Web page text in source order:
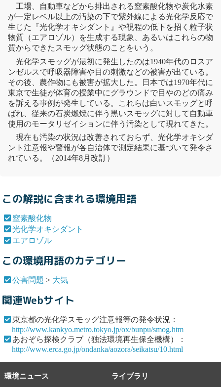
工場、自動車などから排出される窒素酸化物や炭化水素
が一定レベル以上の汚染の下で紫外線による光化学反応で
生じた『光化学オキシダント 』や視程の低下を招く粒子状
物質（エアロゾル）を生成する現象、あるいはこれらの物
質からできたスモッグ状態のことをいう。
光化学スモッグが最初に発生したのは1940年代のロスア
ンゼルスで呼吸器障害や目の刺激などの被害が出ている。
その後、農作物にも被害が拡大した。日本では1970年代に
東京で生徒が体育の授業中にグラウンドで目やのどの痛み
を訴える事例が発生している。これらは白いスモッグと呼
ばれ、従来の石炭燃焼に伴う黒いスモッグに対して自動車
使用のモータリゼイションに伴う汚染として現れてきた。
現在も汚染の状況は改善されておらず、 光化学オキシダ
ント 注意報や警報が各自治体で測定結果に基づいて発令さ
れている。（2014年8月改訂）
この解説に含まれる環境用語
窒素酸化物
光化学オキシダント
エアロゾル
この環境用語のカテゴリー
公害問題 > 大気
関連Webサイト
東京都の光化学スモッグ注意報等の発令状況：
http://www.kankyo.metro.tokyo.jp/ox/bunpu/smog.htm
あおぞら探検クラブ（独法環境再生保全機構）：
http://www.erca.go.jp/ondanka/aozora/seikatsu/10.html
環境ニュース ライブラリ